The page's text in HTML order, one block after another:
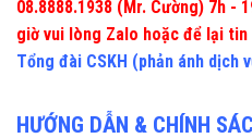
08.8888.1938 (Mr. Cường) 7h -
giờ vui lòng Zalo hoặc để lại tin
Tổng đài CSKH (phản ánh dịch
HƯỚNG DẪN & CHÍNH